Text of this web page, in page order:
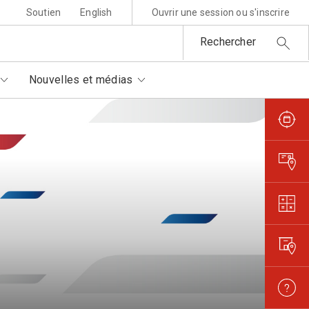
Soutien English Ouvrir une session ou s'inscrire
Rechercher
et règlements
Nouvelles et médias
et interruptions